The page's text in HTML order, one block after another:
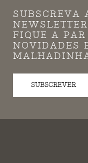
SUBSCREVA
NEWSLETTER
FIQUE A
NOVIDADES
SUBSCREVER